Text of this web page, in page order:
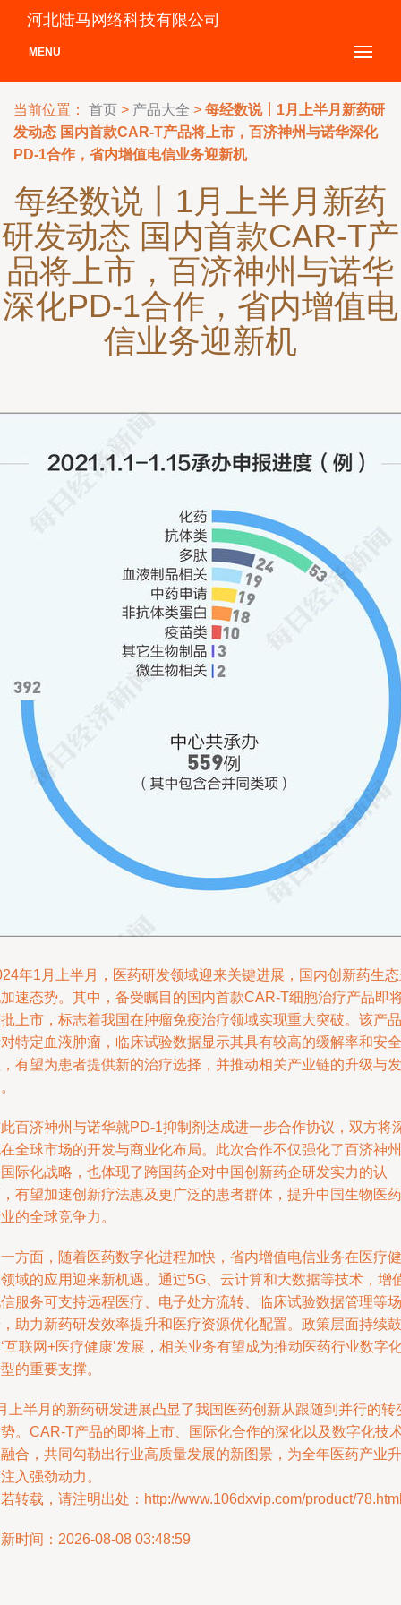
河北陆马网络科技有限公司
MENU
当前位置： 首页 > 产品大全 > 每经数说丨1月上半月新药研
发动态 国内首款CAR-T产品将上市，百济神州与诺华深化
PD-1合作，省内增值电信业务迎新机
每经数说丨1月上半月新药
研发动态 国内首款CAR-T产
品将上市，百济神州与诺华
深化PD-1合作，省内增值电
信业务迎新机
年1月上半月，医药研发领域迎来关键进展，国内创新药生
速态势。其中，备受瞩目的国内首款CAR-T细胞治疗产品即
上市，标志着我国在肿瘤免疫治疗领域实现重大突破。该产品
特定血液肿瘤，临床试验数据显示其具有较高的缓解率和安全
有望为患者提供新的治疗选择，并推动相关产业链的升级与发
百济神州与诺华就PD-1抑制剂达成进一步合作协议，双方将
全球市场的开发与商业化布局。此次合作不仅强化了百济神州
际化战略，也体现了跨国药企对中国创新药企研发实力的认
有望加速创新疗法惠及更广泛的患者群体，提升中国生物医药
的全球竞争力。
方面，随着医药数字化进程加快，省内增值电信业务在医疗健
域的应用迎来新机遇。通过5G、云计算和大数据等技术，增
服务可支持远程医疗、电子处方流转、临床试验数据管理等场
助力新药研发效率提升和医疗资源优化配置。政策层面持续鼓
互联网+医疗健康’发展，相关业务有望成为推动医药行业数字
的重要支撑。
上半月的新药研发进展凸显了我国医药创新从跟随到并行的转
。CAR-T产品的即将上市、国际化合作的深化以及数字化技
合，共同勾勒出行业高质量发展的新图景，为全年医药产业升
入强劲动力。
转载，请注明出处：http://www.106dxvip.com/product/
时间：2026-08-08 03:48:59